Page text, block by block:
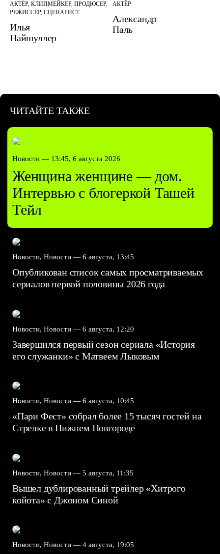
АКТЁР, КЛИПМЕЙКЕР, ПРОДЮСЕР,
РЕЖИССЁР, СЦЕНАРИСТ
Илья
Найшуллер
АКТЁР
Александр
Паль
ЧИТАЙТЕ ТАКЖЕ
Новости — 13:45, 6 августа 2026
Женщина женщине — дом.
Интервью с блогеркой Ташей
Тейл
Новости, Новости — 6 августа, 13:45
Опубликован список самых просматриваемых
сериалов первой половины 2026 года
Новости, Новости — 6 августа, 12:20
Завершился первый сезон сериала «История
его служанки» с Матвеем Лыковым
Новости, Новости — 6 августа, 10:45
«Пари Фест» собрал более 15 тысяч гостей на
Стрелке в Нижнем Новгороде
Новости, Новости — 5 августа, 11:35
Вышел дублированный трейлер «Хитрого
койота» с Джоном Синой
Новости, Новости — 4 августа, 19:05